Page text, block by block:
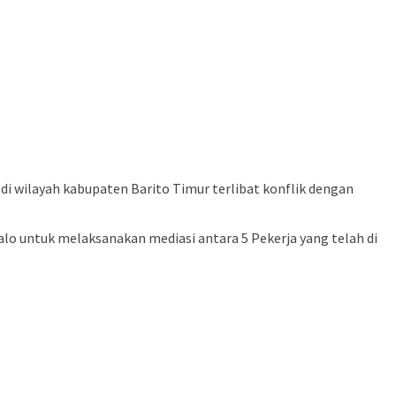
di wilayah kabupaten Barito Timur terlibat konflik dengan
untuk melaksanakan mediasi antara 5 Pekerja yang telah di